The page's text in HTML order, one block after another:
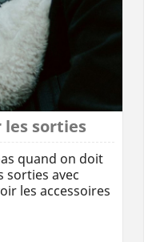
les sorties
quand on doit
sorties avec
les accessoires